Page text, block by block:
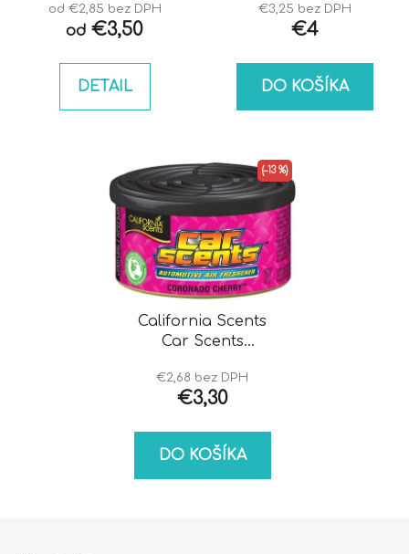
od €2,85 bez DPH
od €3,50
DETAIL
€3,25 bez DPH
€4
DO KOŠÍKA
California Scents
Car Scents
€2,68 bez DPH
€3,30
(–13 %)
DO KOŠÍKA